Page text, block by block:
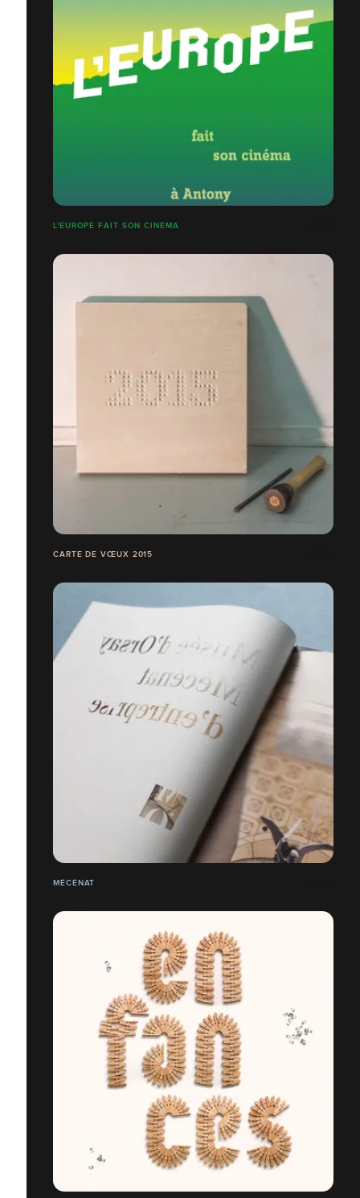
L'EUROPE FAIT SON CINÉMA
CARTE DE VŒUX 2015
MÉCÉNAT